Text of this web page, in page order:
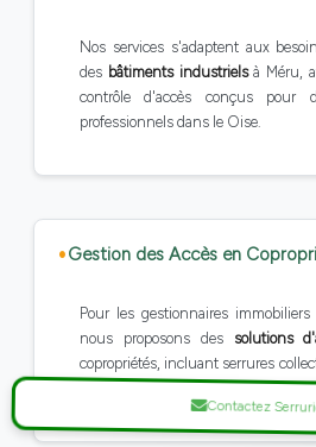
Contactez
Nos services s'adaptent aux
des bâtiments industrielsà Méru,
contrôle d'accès conçus pour
professionnels dans le Oise.
Gestion des Accès en
Pour les gestionnaires
nous proposons des solutions
copropriétés, incluant serrures
et plus, pour le 60 Oise.